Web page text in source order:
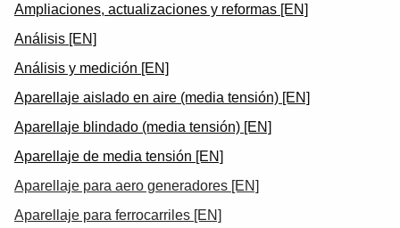
Ampliaciones, actualizaciones y reformas [EN]
Análisis [EN]
Análisis y medición [EN]
Aparellaje aislado en aire (media tensión) [EN]
Aparellaje blindado (media tensión) [EN]
Aparellaje de media tensión [EN]
Aparellaje para aero generadores [EN]
Aparellaje para ferrocarriles [EN]